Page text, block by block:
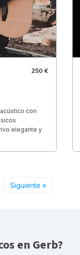
250 €
con
elegante y
Siguiente »
en Gerb?